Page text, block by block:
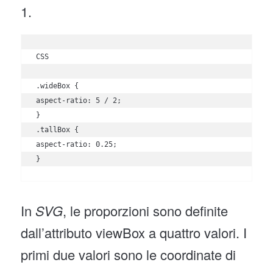
1.
CSS
.wideBox {
aspect-ratio: 5 / 2;
}
.tallBox {
aspect-ratio: 0.25;
}
In SVG, le proporzioni sono definite
dall’attributo viewBox a quattro valori. I
primi due valori sono le coordinate di